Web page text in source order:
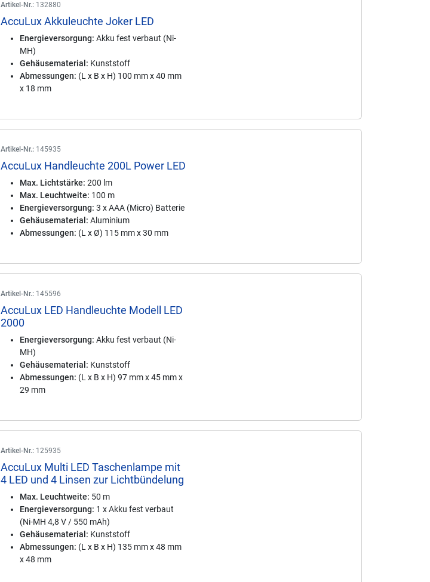
Artikel-Nr.: 132880
AccuLux Akkuleuchte Joker LED
Energieversorgung: Akku fest verbaut (Ni-
MH)
Gehäusematerial: Kunststoff
Abmessungen: (L x B x H) 100 mm x 40 mm
x 18 mm
Artikel-Nr.: 145935
AccuLux Handleuchte 200L Power LED
Max. Lichtstärke: 200 lm
Max. Leuchtweite: 100 m
Energieversorgung: 3 x AAA (Micro) Batterie
Gehäusematerial: Aluminium
Abmessungen: (L x Ø) 115 mm x 30 mm
Artikel-Nr.: 145596
AccuLux LED Handleuchte Modell LED
2000
Energieversorgung: Akku fest verbaut (Ni-
MH)
Gehäusematerial: Kunststoff
Abmessungen: (L x B x H) 97 mm x 45 mm x
29 mm
Artikel-Nr.: 125935
AccuLux Multi LED Taschenlampe mit
4 LED und 4 Linsen zur Lichtbündelung
Max. Leuchtweite: 50 m
Energieversorgung: 1 x Akku fest verbaut
(Ni-MH 4,8 V / 550 mAh)
Gehäusematerial: Kunststoff
Abmessungen: (L x B x H) 135 mm x 48 mm
x 48 mm